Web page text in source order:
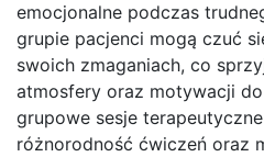
emocjonalne podczas
grupie pacjenci mogą czuć
swoich zmaganiach, co
atmosfery oraz motywacji
grupowe sesje
różnorodność ćwiczeń oraz